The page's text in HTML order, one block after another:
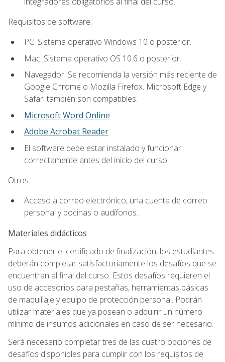
Requisitos de software:
PC: Sistema operativo Windows 10 o posterior.
Mac: Sistema operativo OS 10.6 o posterior.
Navegador: Se recomienda la versión más reciente de
Google Chrome o Mozilla Firefox. Microsoft Edge y
Safari también son compatibles.
Microsoft Word Online
Adobe Acrobat Reader
El software debe estar instalado y funcionar
correctamente antes del inicio del curso.
Otros:
Acceso a correo electrónico, una cuenta de correo
personal y bocinas o audífonos.
Materiales didácticos
Para obtener el certificado de finalización, los estudiantes
deberán completar satisfactoriamente los desafíos que se
encuentran al final del curso. Estos desafíos requieren el
uso de accesorios para pestañas, herramientas básicas
de maquillaje y equipo de protección personal. Podrán
utilizar materiales que ya posean o adquirir un número
mínimo de insumos adicionales en caso de ser necesario.
Será necesario completar tres de las cuatro opciones de
desafíos disponibles para cumplir con los requisitos de